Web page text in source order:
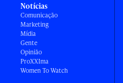
Notícias
Comunicação
Marketing
Mídia
Gente
Opinião
ProXXIma
Women To Watch